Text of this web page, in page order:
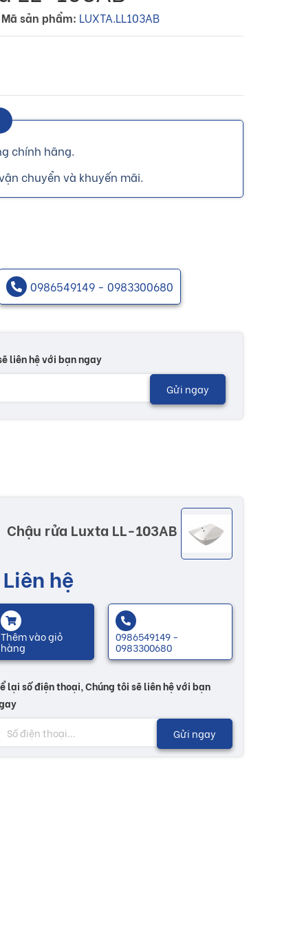
Mã sản phẩm: LUXTA.LL103AB
chính hãng.
chuyển và khuyến mãi.
0986549149 - 0983300680
liên hệ với bạn ngay
Gửi ngay
Chậu rửa Luxta LL-103AB
Liên hệ
Thêm vào giỏ
hàng
0986549149 -
0983300680
lại số điện thoại, Chúng tôi sẽ liên hệ với bạn
Gửi ngay